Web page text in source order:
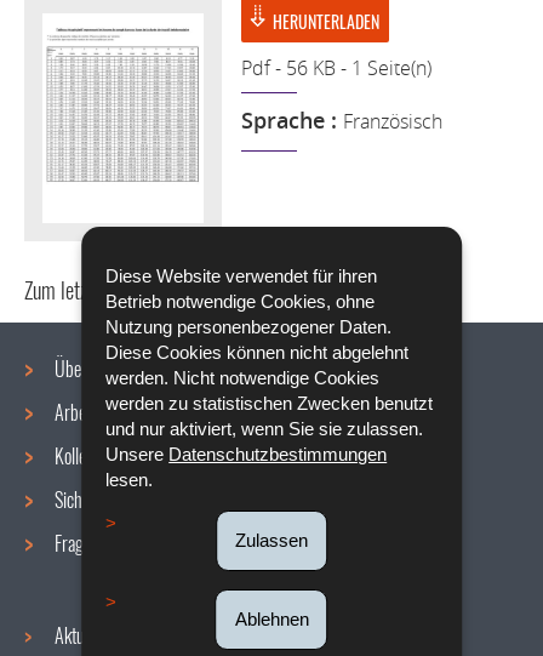
Diese Website verwendet für ihren
Betrieb notwendige Cookies, ohne
Nutzung personenbezogener Daten.
Diese Cookies können nicht abgelehnt
werden. Nicht notwendige Cookies
werden zu statistischen Zwecken benutzt
und nur aktiviert, wenn Sie sie zulassen.
Unsere Datenschutzbestimmungen
lesen.
Zulassen
Ablehnen
Sprache : Französisch
Pdf - 56 KB - 1 Seite(n)
HERUNTERLADEN
Zum letzten Mal aktualisiert am28/10/2019
Navigationsmenü
Über uns
Arbeitsbedingungen
Kollektive Vereinbarungen
Sicherheit/Gesundheit am Arbeitsplatz
Fragen / Antworten
Aktuelles